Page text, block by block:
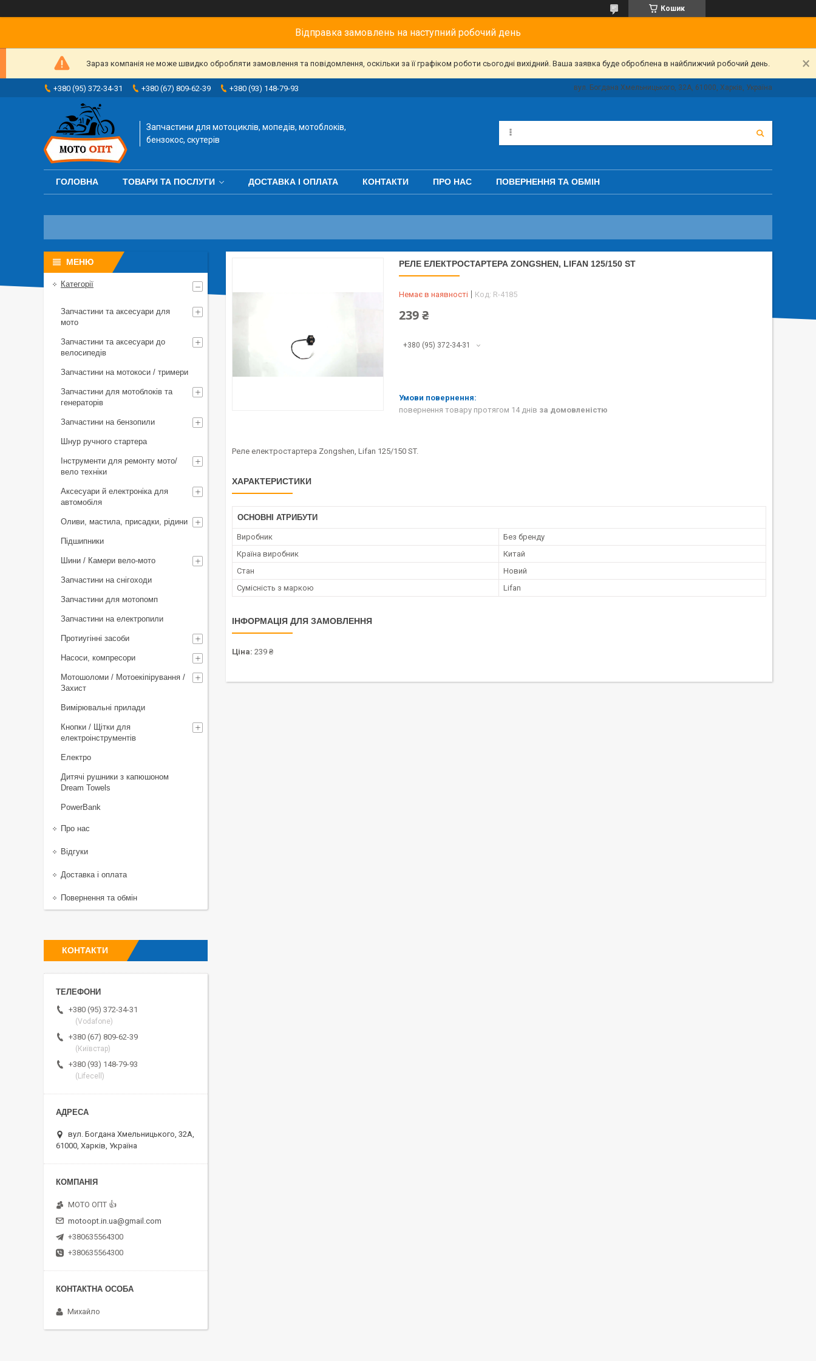
Кошик
Відправка замовлень на наступний робочий день
Зараз компанія не може швидко обробляти замовлення та повідомлення, оскільки за її графіком роботи сьогодні вихідний. Ваша заявка буде оброблена в найближчий робочий день.
+380 (95) 372-34-31 +380 (67) 809-62-39 +380 (93) 148-79-93 вул. Богдана Хмельницького, 32А, 61000, Харків, Україна
Запчастини для мотоциклів, мопедів, мотоблоків,
бензокос, скутерів
ГОЛОВНА ТОВАРИ ТА ПОСЛУГИ ДОСТАВКА І ОПЛАТА КОНТАКТИ ПРО НАС ПОВЕРНЕННЯ ТА ОБМІН
РЕЛЕ ЕЛЕКТРОСТАРТЕРА ZONGSHEN, LIFAN 125/150 ST
Немає в наявності Код: R-4185
239 ₴
+380 (95) 372-34-31
повернення товару протягом 14 днів за домовленістю
Реле електростартера Zongshen, Lifan 125/150 ST.
ХАРАКТЕРИСТИКИ
ОСНОВНІ АТРИБУТИ
Виробник
Без бренду
Країна виробник
Китай
Стан
Новий
Сумісність з маркою
Lifan
ІНФОРМАЦІЯ ДЛЯ ЗАМОВЛЕННЯ
Ціна: 239 ₴
Категорії
Запчастини та аксесуари для
мото
Запчастини та аксесуари до
велосипедів
Запчастини на мотокоси / тримери
Запчастини для мотоблоків та
генераторів
Запчастини на бензопили
Шнур ручного стартера
Інструменти для ремонту мото/
вело техніки
Аксесуари й електроніка для
автомобіля
Оливи, мастила, присадки, рідини
Підшипники
Шини / Камери вело-мото
Запчастини на снігоходи
Запчастини для мотопомп
Запчастини на електропили
Протиугінні засоби
Насоси, компресори
Мотошоломи / Мотоекіпірування /
Захист
Вимірювальні прилади
Кнопки / Щітки для
електроінструментів
Електро
Дитячі рушники з капюшоном
Dream Towels
PowerBank
Про нас
Відгуки
Доставка і оплата
Повернення та обмін
КОНТАКТИ
+380 (95) 372-34-31
(Vodafone)
+380 (67) 809-62-39
(Київстар)
+380 (93) 148-79-93
(Lifecell)
вул. Богдана Хмельницького, 32А,
61000, Харків, Україна
MOTO OПT 👍
motoopt.in.ua@gmail.com
+380635564300
+380635564300
Михайло